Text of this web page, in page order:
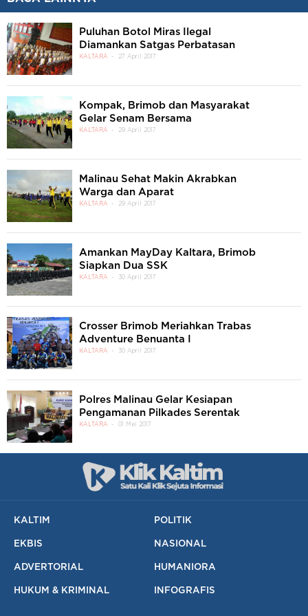
Puluhan Botol Miras Ilegal
Diamankan Satgas Perbatasan
KALTARA 27 April 2017
Kompak, Brimob dan Masyarakat
Gelar Senam Bersama
KALTARA 29 April 2017
Malinau Sehat Makin Akrabkan
Warga dan Aparat
KALTARA 29 April 2017
Amankan MayDay Kaltara, Brimob
Siapkan Dua SSK
KALTARA 30 April 2017
Crosser Brimob Meriahkan Trabas
Adventure Benuanta I
KALTARA 30 April 2017
Polres Malinau Gelar Kesiapan
Pengamanan Pilkades Serentak
KALTARA 01 Mei 2017
KALTIM POLITIK
EKBIS NASIONAL
ADVERTORIAL HUMANIORA
HUKUM & KRIMINAL INFOGRAFIS